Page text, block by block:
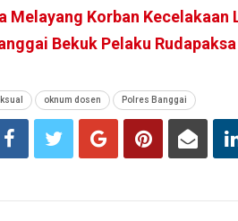
Melayang Korban Kecelakaan
Bekuk Pelaku Rudapaksa
oknum dosen Polres Banggai